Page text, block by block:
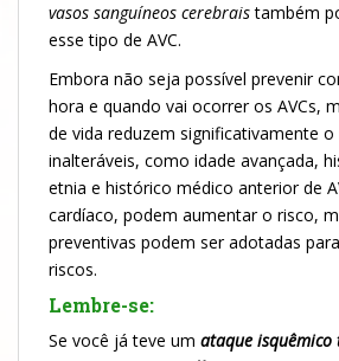
vasos sanguíneos cerebraistambém
esse tipo de AVC.
Embora não seja possível prevenir
hora e quando vai ocorrer os AVCs,
de vida reduzem significativamente o
inalteráveis, como idade avançada,
etnia e histórico médico anterior de
cardíaco, podem aumentar o risco,
preventivas podem ser adotadas
riscos.
Lembre-se:
Se você já teve um ataque